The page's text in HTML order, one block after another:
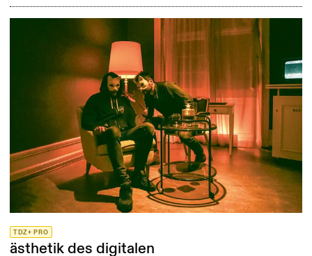
TDZ+ PRO
ästhetik des digitalen